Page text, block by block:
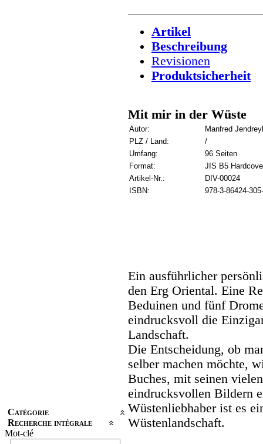
Catégorie
Recherche intégrale
Mot-clé
Artikel
Beschreibung
Revisionen
Produktsicherheit
Mit mir in der Wüste
Autor:
Manfred
PLZ / Land:
/
Umfang:
96 Seiten
Format:
JIS B5
Artikel-Nr.:
DIV-00024
ISBN:
978-3-86424-
Ein ausführlicher
den Erg Oriental. Eine
Beduinen und fünf
eindrucksvoll die
Landschaft.
Die Entscheidung, ob
selber machen möchte,
Buches, mit seinen
eindrucksvollen Bildern
Wüstenliebhaber ist es
Wüstenlandschaft.